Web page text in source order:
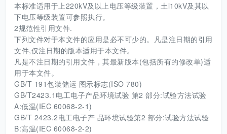
本标准适用于上220kV及以上电压等级装置，土l10kV及其以
下电压等级装置可参照执行。
2规范性引用文件.
下列文件对于本文件的应用是必不可少的。凡是注日期的引用
文件,仅注日期的版本适用于本文件。
凡是不注日期的引用文件，其最新版本(包括所有的修改单)适
用于本文件。
GB/T 191包装储运 图示标志(ISO 780)
GB/T2423.1电工电子产品环境试验 第2 部分:试验方法试验
A:低温(IEC 60068-2-1)
GB/T 2423.2电工电子产 品环境试验第2 部分:试验方法试验
B:高温(IEC 60068-2-2)